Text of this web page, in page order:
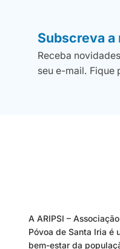
Subscreva
Receba
seu e-mail. Fique
A ARIPSI –
Póvoa de Santa Iria é
bem-estar da